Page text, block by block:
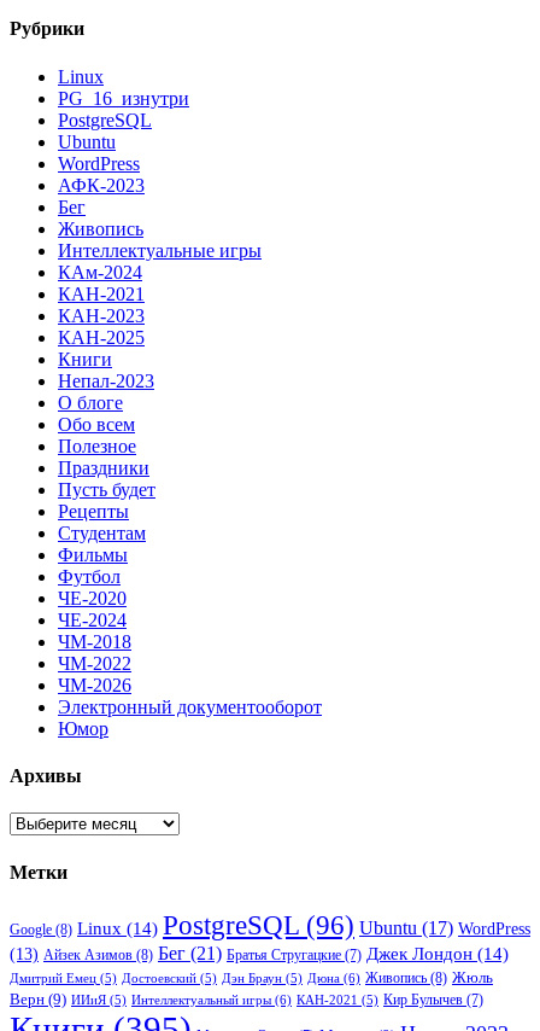
Рубрики
Linux
PG_16_изнутри
PostgreSQL
Ubuntu
WordPress
АФК-2023
Бег
Живопись
Интеллектуальные игры
КАм-2024
КАН-2021
КАН-2023
КАН-2025
Книги
Непал-2023
О блоге
Обо всем
Полезное
Праздники
Пусть будет
Рецепты
Студентам
Фильмы
Футбол
ЧЕ-2020
ЧЕ-2024
ЧМ-2018
ЧМ-2022
ЧМ-2026
Электронный документооборот
Юмор
Архивы
Архивы
Метки
Google (8) Linux (14) PostgreSQL (96) Ubuntu (17) WordPress
(13) Айзек Азимов (8) Бег (21) Братья Стругацкие (7) Джек Лондон (14)
Дмитрий Емец (5) Достоевский (5) Дэн Браун (5) Дюна (6) Живопись (8) Жюль
Верн (9) ИИиЯ (5) Интеллектуальный игры (6) КАН-2021 (5) Кир Булычев (7)